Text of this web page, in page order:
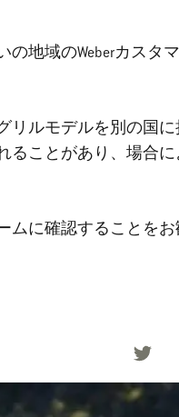
地域のWeberカスタ
リルモデルを別の国
ることがあり、場合
に確認することをお